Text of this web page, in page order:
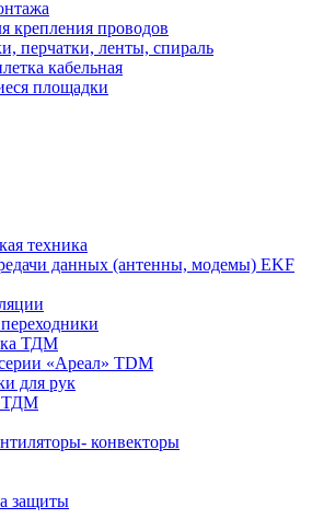
крепления проводов
перчатки, ленты, спираль
кабельная
площадки
техника
данных (антенны, модемы) EKF
ТДМ
«Ареал» TDM
для рук
ТДМ
конвекторы
защиты